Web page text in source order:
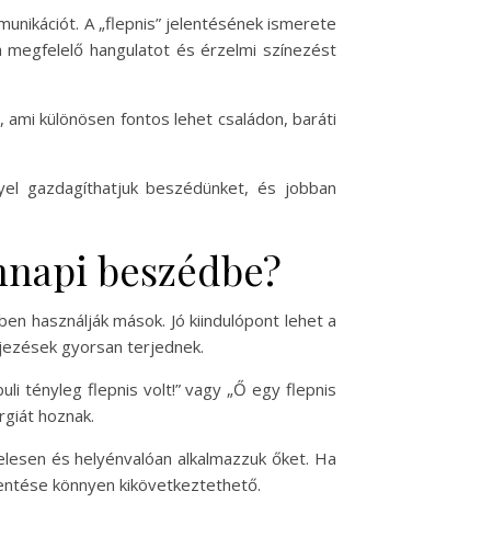
A „flepnis” jelentésének ismerete
hangulatot és érzelmi színezést
különösen fontos lehet családon, baráti
gazdagíthatjuk beszédünket, és jobban
beszédbe?
használják mások. Jó kiindulópont lehet a
gyorsan terjednek.
tényleg flepnis volt!” vagy „Ő egy flepnis
hoznak.
és helyénvalóan alkalmazzuk őket. Ha
könnyen kikövetkeztethető.